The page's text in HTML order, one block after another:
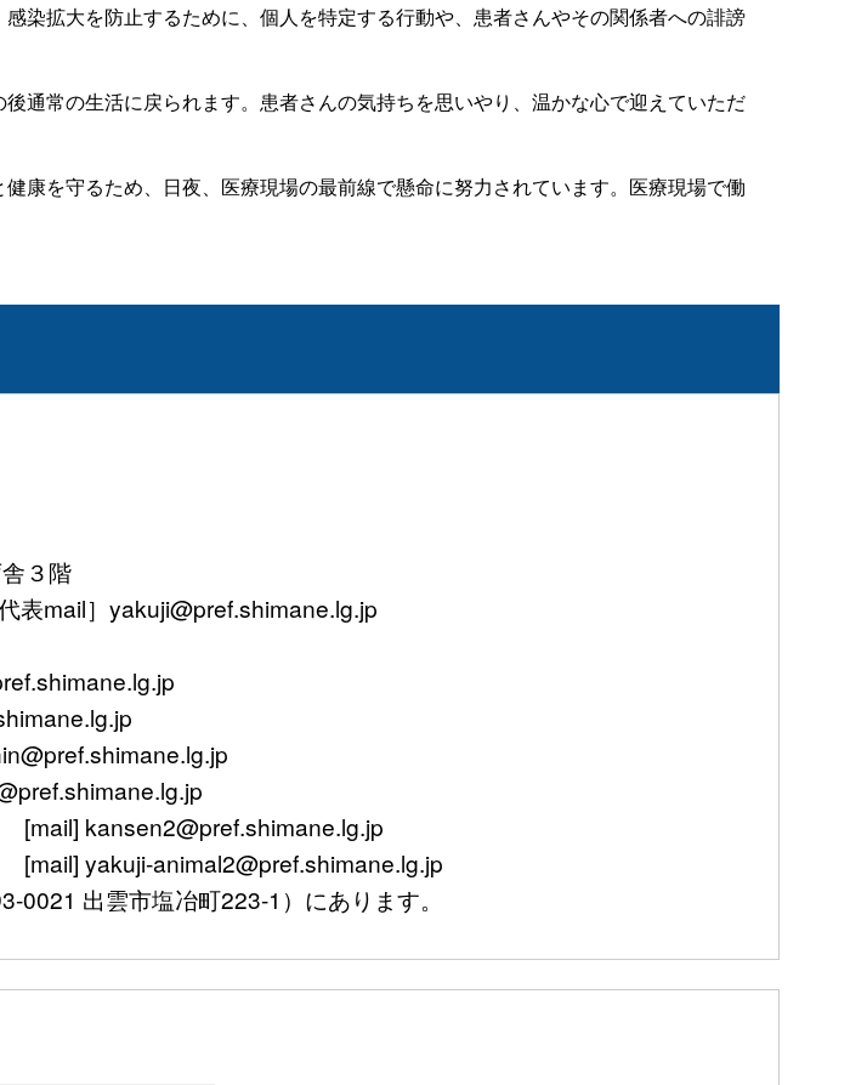
染拡大を防止するために、個人を特定する行動や、患者さんやその関係者への誹謗
通常の生活に戻られます。患者さんの気持ちを思いやり、温かな心で迎えていただ
康を守るため、日夜、医療現場の最前線で懸命に努力されています。医療現場で働
３階
mail］yakuji@pref.shimane.lg.jp
kansen2@pref.shimane.lg.jp
yakuji-animal2@pref.shimane.lg.jp
雲市塩冶町223-1）にあります。